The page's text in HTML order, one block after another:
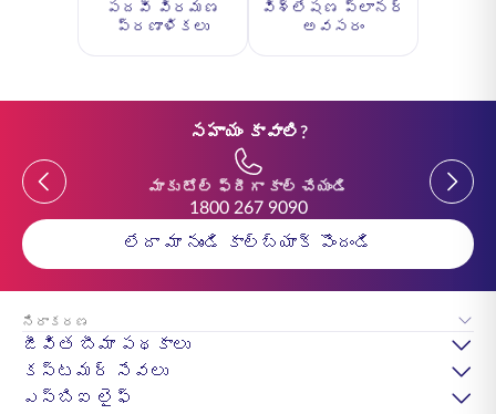
పదవీ విరమణ
ప్రణాళికలు
విశ్లేషణ ప్లానర్
అవసరం
సహాయం కావాలి?
Previous
మాకు టోల్ ఫ్రీగా కాల్ చేయండి
1800 267 9090
Previous
లేదా మా నుండి కాల్‌బ్యాక్ పొందండి
నిరాకరణ
జీవిత బీమా పథకాలు
కస్టమర్ సేవలు
ఎస్‌బిఐ లైఫ్